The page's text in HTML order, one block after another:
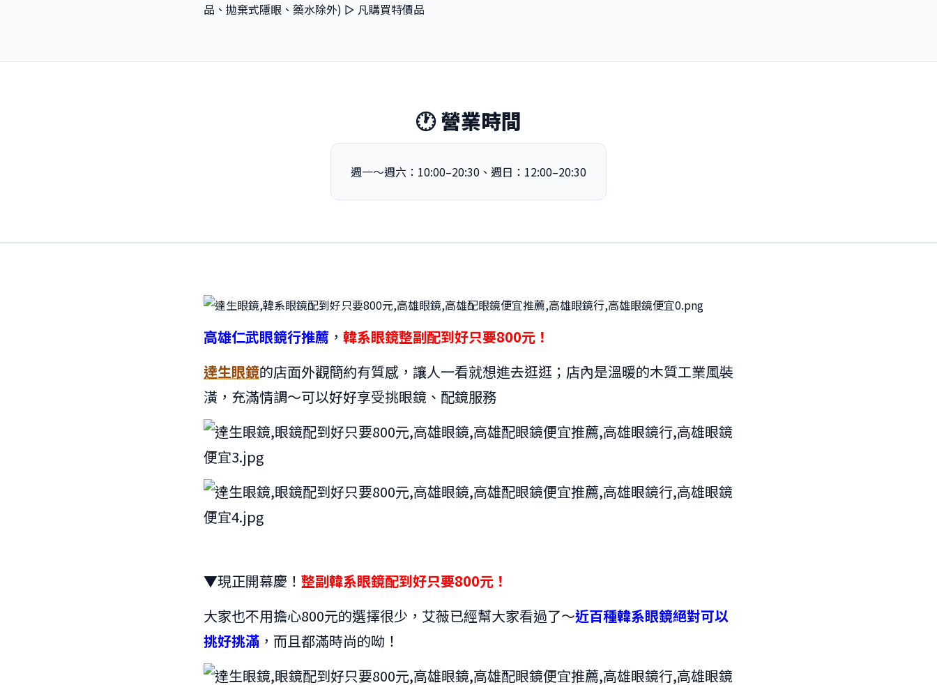
品、拋棄式隱眼、藥水除外) ▻ 凡購買特價品
🕐 營業時間
週一～週六：10:00–20:30、週日：12:00–20:30
高雄仁武眼鏡行推薦 ， 韓系眼鏡整副配到好只要800元！
達生眼鏡的店面外觀簡約有質感，讓人一看就想進去逛逛；店內是溫暖的木質工業風裝
潢，充滿情調～可以好好享受挑眼鏡、配鏡服務
▼現正開幕慶！ 整副韓系眼鏡配到好只要800元！
大家也不用擔心800元的選擇很少，艾薇已經幫大家看過了～近百種韓系眼鏡絕對可以
挑好挑滿 ，而且都滿時尚的呦！